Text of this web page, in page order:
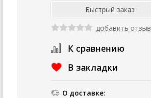
добавить отзыв
К сравнению
В закладки
О доставке: